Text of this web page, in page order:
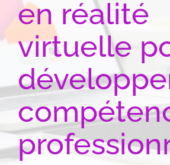
en réalité
virtuelle